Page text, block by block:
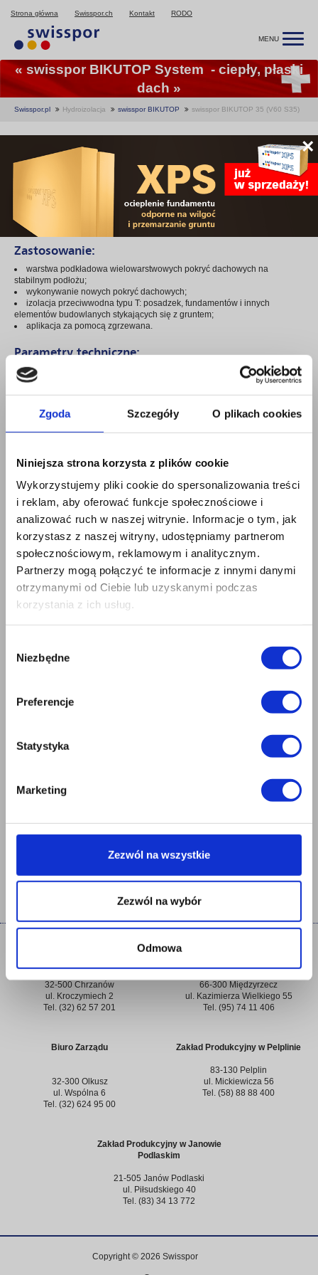
Zgoda Szczegóły O plikach cookies
Niniejsza strona korzysta z plików cookie
Wykorzystujemy pliki cookie do spersonalizowania treści
i reklam, aby oferować funkcje społecznościowe i
analizować ruch w naszej witrynie. Informacje o tym, jak
korzystasz z naszej witryny, udostępniamy partnerom
społecznościowym, reklamowym i analitycznym.
Partnerzy mogą połączyć te informacje z innymi danymi
otrzymanymi od Ciebie lub uzyskanymi podczas
korzystania z ich usług.
zgody
Niezbędne
Preferencje
Statystyka
Marketing
Zezwól na wszystkie
Zezwól na wybór
Odmowa
×
Strona główna Swisspor.ch Kontakt RODO
MENU
« swisspor BIKUTOP System - ciepły, płaski
dach »
Swisspor.pl Hydroizolacja swisspor BIKUTOP swisspor BIKUTOP 35 (V60 S35)
Składować i przewozić pionowo w jednej warstwie.
Pliki do pobrania:
Karta techniczna
swisspor BIKUTOP 35
(V60 S35)
Papa asfaltowa zgrzewalna podkładowa na osnowie z welonu szklanego.
Składowa systemu swisspor BIKUTOP System.
Zastosowanie:
warstwa podkładowa wielowarstwowych pokryć dachowych na
stabilnym podłożu;
wykonywanie nowych pokryć dachowych;
izolacja przeciwwodna typu T: posadzek, fundamentów i innych
elementów budowlanych stykających się z gruntem;
aplikacja za pomocą zgrzewana.
Parametry techniczne:
Właściwość Wymagania
[N/50mm]
Długość / Szerokość [m] 10,0 / 1,0
32-500 Chrzanów
ul. Kroczymiech 2
Tel. (32) 62 57 201
66-300 Międzyrzecz
ul. Kazimierza Wielkiego 55
Tel. (95) 74 11 406
Biuro Zarządu
32-300 Olkusz
ul. Wspólna 6
Tel. (32) 624 95 00
Zakład Produkcyjny w Pelplinie
83-130 Pelplin
ul. Mickiewicza 56
Tel. (58) 88 88 400
Zakład Produkcyjny w Janowie
Podlaskim
21-505 Janów Podlaski
ul. Piłsudskiego 40
Tel. (83) 34 13 772
Copyright © 2026 Swisspor